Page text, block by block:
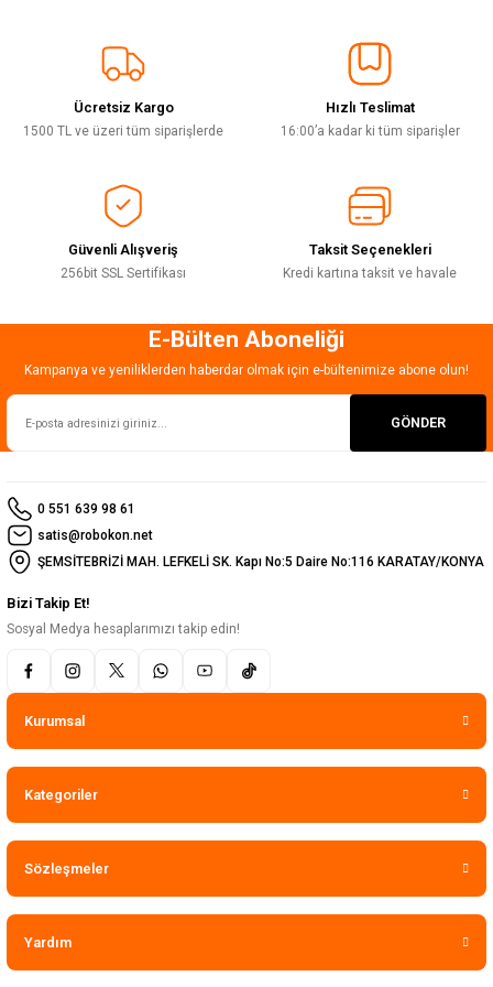
Ürün resmi kalitesiz, bozuk veya görüntülenemiyor.
Ürün açıklamasında eksik bilgiler bulunuyor.
Ürün bilgilerinde hatalar bulunuyor.
Bu ürüne benzer farklı alternatifler olmalı.
Gönder
Deneyimini Paylaş
Ücretsiz Kargo
1500 TL ve üzeri tüm siparişlerde
Hızlı Teslimat
16:00’a kadar ki tüm siparişler
Güvenli Alışveriş
256bit SSL Sertifikası
Taksit Seçenekleri
Kredi kartına taksit ve havale
E-Bülten Aboneliği
Kampanya ve yeniliklerden haberdar olmak için e-bültenimize abone olun!
GÖNDER
0 551 639 98 61
satis@robokon.net
ŞEMSİTEBRİZİ MAH. LEFKELİ SK. Kapı No:5 Daire No:116 KARATAY/KONYA
Bizi Takip Et!
Sosyal Medya hesaplarımızı takip edin!
Kurumsal
Kategoriler
Sözleşmeler
Yardım